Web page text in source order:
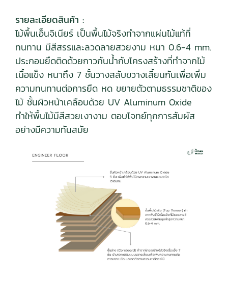
รายละเอียดสินค้า :
ไม้พื้นเอ็นจิเนียร์ เป็นพื้นไม้จริงทำจากแผ่นไม้แท้ที่
ทนทาน มีสีสรรและลวดลายสวยงาม หนา 0.6-4 mm.
ประกอบยึดติดด้วยกาวกันน้ำกับโครงสร้างที่ทำจากไม้
เนื้อแข็ง หนาถึง 7 ชั้นวางสลับขวางเสี้ยนกันเพื่อเพิ่ม
ความทนทานต่อการยืด หด ขยายตัวตามธรรมชาติของ
ไม้ ชั้นผิวหน้าเคลือบด้วย UV Aluminum Oxide
ทำให้พื้นไม้มีสีสวยเงางาม ตอบโจทย์ทุกการสัมผัส
อย่างมีความทันสมัย